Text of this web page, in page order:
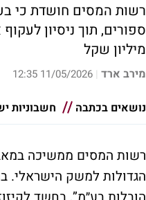
מיליון שקל
מירב ארד |
11/05/2026 12:35
נושאים בכתבה
חשבוניות
רשות המסים ממשיכה
הגדולות למשק הישראלי.